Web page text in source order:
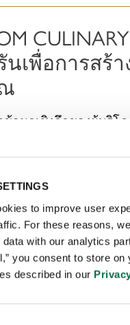
to improve user
For these reasons,
data with our analytics
you consent to store
described in our
เพื่อการสร้
ข้อมูลเชิงลึกของผู้บริโ
นแปลงของตลาดมาใช้
น้มได้ก่อนใคร และเป
ทสัมผัสระดับโลก เทคโ
วามเชี่ยวชาญด้านการ
ลกของเรา
ลดโบรชัวร์